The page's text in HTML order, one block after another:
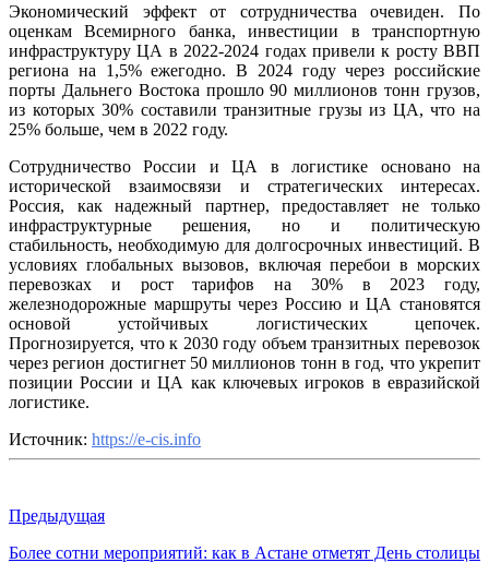
Экономический эффект от сотрудничества очевиден. По
оценкам Всемирного банка, инвестиции в транспортную
инфраструктуру ЦА в 2022-2024 годах привели к росту ВВП
региона на 1,5% ежегодно. В 2024 году через российские
порты Дальнего Востока прошло 90 миллионов тонн грузов,
из которых 30% составили транзитные грузы из ЦА, что на
25% больше, чем в 2022 году.
Сотрудничество России и ЦА в логистике основано на
исторической взаимосвязи и стратегических интересах.
Россия, как надежный партнер, предоставляет не только
инфраструктурные решения, но и политическую
стабильность, необходимую для долгосрочных инвестиций. В
условиях глобальных вызовов, включая перебои в морских
перевозках и рост тарифов на 30% в 2023 году,
железнодорожные маршруты через Россию и ЦА становятся
основой устойчивых логистических цепочек.
Прогнозируется, что к 2030 году объем транзитных перевозок
через регион достигнет 50 миллионов тонн в год, что укрепит
позиции России и ЦА как ключевых игроков в евразийской
логистике.
Источник: https://e-cis.info
Предыдущая
Более сотни мероприятий: как в Астане отметят День столицы